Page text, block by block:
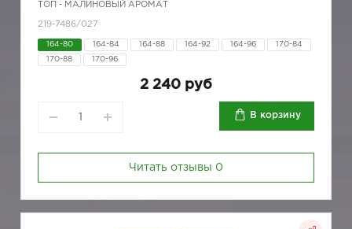
ТОП - МАЛИНОВЫЙ АРОМАТ
219-7486/027
164-80 164-84 164-88 164-92 164-96 170-84
170-88 170-96
2 240 руб
В корзину
Читать отзывы 0